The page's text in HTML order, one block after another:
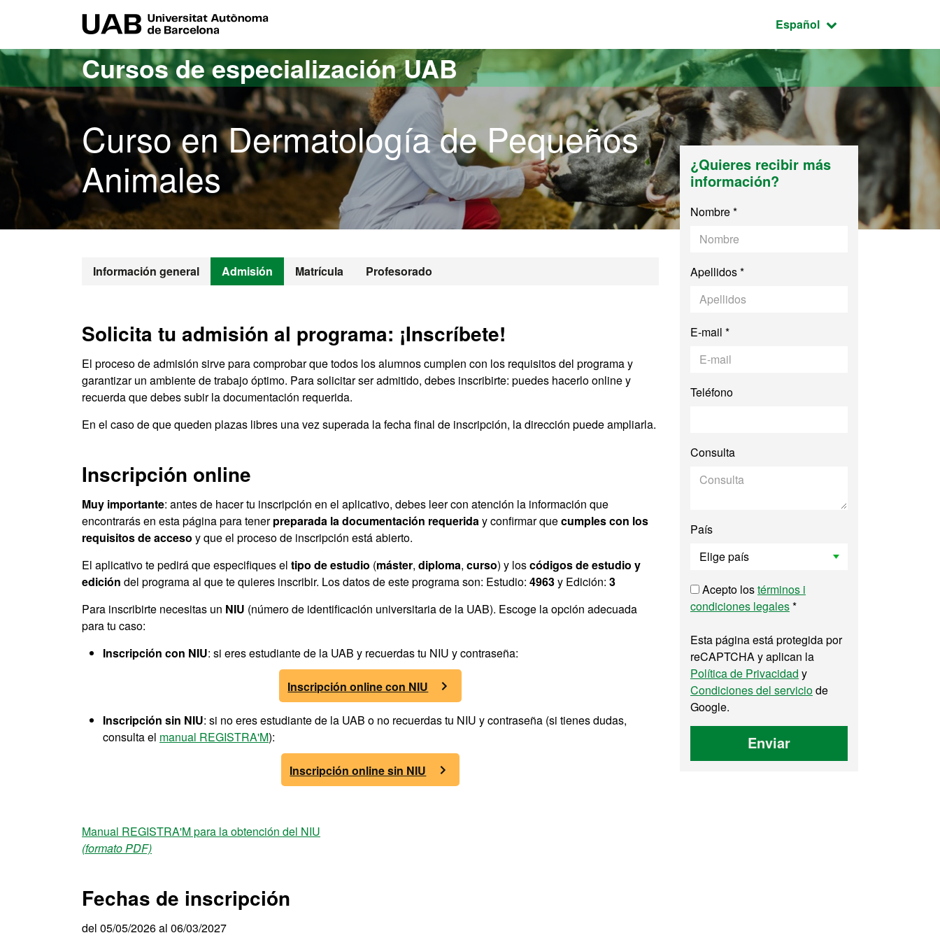
Idioma seleccionado:
Español
Cursos de especialización UAB
Curso en Dermatología de Pequeños
Animales
Información general Admisión Matrícula Profesorado
Solicita tu admisión al programa: ¡Inscríbete!
El proceso de admisión sirve para comprobar que todos los alumnos cumplen con los requisitos del programa y
garantizar un ambiente de trabajo óptimo. Para solicitar ser admitido, debes inscribirte: puedes hacerlo online y
recuerda que debes subir la documentación requerida.
En el caso de que queden plazas libres una vez superada la fecha final de inscripción, la dirección puede ampliarla.
Inscripción online
Muy importante: antes de hacer tu inscripción en el aplicativo, debes leer con atención la información que
encontrarás en esta página para tenerpreparada la documentación requeriday confirmar quecumples con los
requisitos de acceso y que el proceso de inscripción está abierto.
El aplicativo te pedirá que especifiques el tipo de estudio (máster, diploma, curso) y loscódigos de estudio y
edición del programa al que te quieres inscribir. Los datos de este programa son: Estudio: 4963y Edición: 3
Para inscribirte necesitas un NIU (número de identificación universitaria de la UAB). Escoge la opción adecuada
para tu caso:
Inscripción con NIU: si eres estudiante de la UAB y recuerdas tu NIU y contraseña:
Inscripción online con NIU
Inscripción sin NIU: si no eres estudiante de la UAB o no recuerdas tu NIU y contraseña (si tienes dudas,
consulta el manual REGISTRA'M):
Inscripción online sin NIU
Manual REGISTRA'M para la obtención del NIU
(formato PDF)
Fechas de inscripción
del 05/05/2026 al 06/03/2027
¿Quieres recibir más
información?
Nombre *
Apellidos *
E-mail *
Teléfono
Consulta
País
Acepto lostérminos i
condiciones legales*
Esta página está protegida por
reCAPTCHA y aplican la
Política de Privacidad y
Condiciones del serviciode
Google.
Enviar